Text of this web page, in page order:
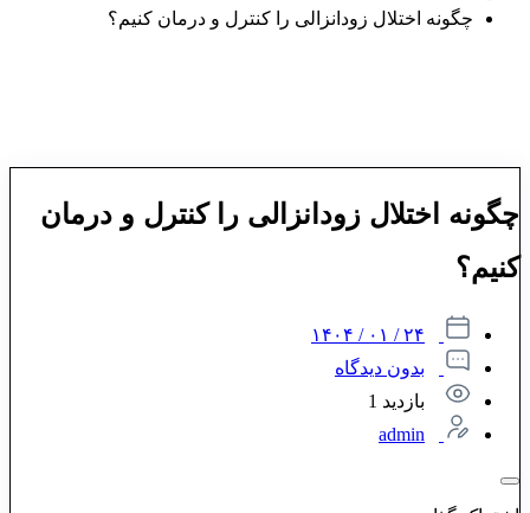
چگونه اختلال زودانزالی را کنترل و درمان کنیم؟
چگونه اختلال زودانزالی را کنترل و درمان
کنیم؟
۲۴ / ۰۱ / ۱۴۰۴
بدون دیدگاه
بازدید 1
admin